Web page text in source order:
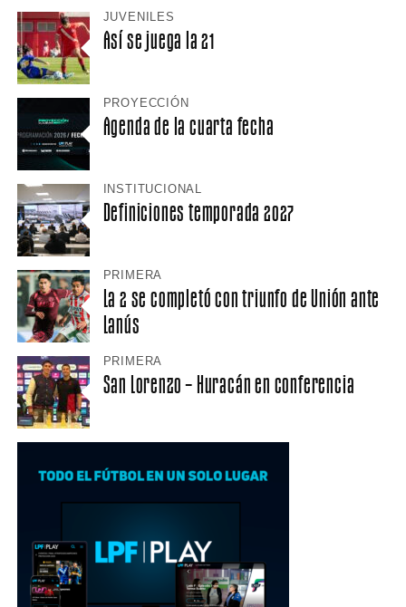
JUVENILES
Así se juega la 21
PROYECCIÓN
Agenda de la cuarta fecha
INSTITUCIONAL
Definiciones temporada 2027
PRIMERA
La 2 se completó con triunfo de Unión ante
Lanús
PRIMERA
San Lorenzo – Huracán en conferencia